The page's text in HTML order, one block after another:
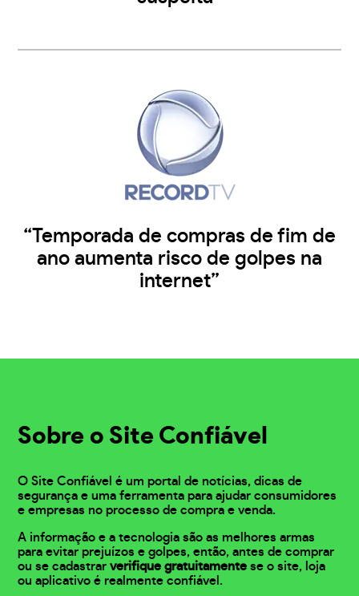
“Temporada de compras de fim de
ano aumenta risco de golpes na
internet”
Sobre o Site Confiável
O Site Confiável é um portal de notícias, dicas de
segurança e uma ferramenta para ajudar consumidores
e empresas no processo de compra e venda.
A informação e a tecnologia são as melhores armas
para evitar prejuízos e golpes, então, antes de comprar
ou se cadastrarverifique gratuitamente se o site, loja
ou aplicativo é realmente confiável.